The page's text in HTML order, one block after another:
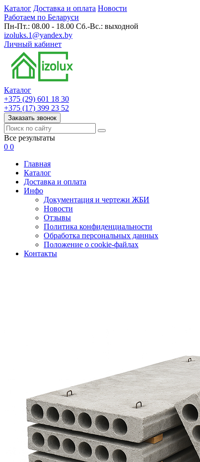
Каталог Доставка и оплата Новости
Работаем по Беларуси
Пн-Пт.: 08.00 - 18.00 Сб.-Вс.: выходной
izoluks.1@yandex.by
Личный кабинет
Каталог
+375 (29) 601 18 30
+375 (17) 399 23 52
Заказать звонок
Все результаты
0 0
Главная
Каталог
Доставка и оплата
Инфо
Документация и чертежи ЖБИ
Новости
Отзывы
Политика конфиденциальности
Обработка персональных данных
Положение о cookie-файлах
Контакты